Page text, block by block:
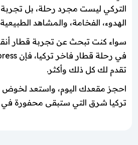
التركي ليست مجرد رحلة، بل
الهدوء، الفخامة، والمشاهد الطبيعية
سواء كنت تبحث عن تجربة قطار
تقدم لك كل ذلك وأكثر.
احجز مقعدك اليوم، واستعد لخوض
تركيا شرق التي ستبقى محفورة في